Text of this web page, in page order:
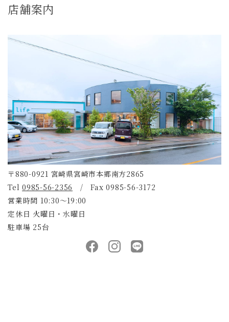
店舗案内
〒880-0921 宮崎県宮崎市本郷南方2865
Tel 0985-56-2356 / Fax 0985-56-3172
営業時間 10:30～19:00
定休日 火曜日・水曜日
駐車場 25台